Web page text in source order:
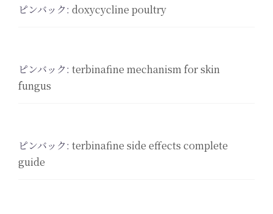
ピンバック: doxycycline poultry
ピンバック: terbinafine mechanism for skin
fungus
ピンバック: terbinafine side effects complete
guide